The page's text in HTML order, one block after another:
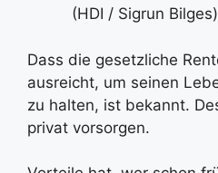
Dass die gesetzliche
ausreicht, um seinen
zu halten, ist bekannt.
privat vorsorgen.